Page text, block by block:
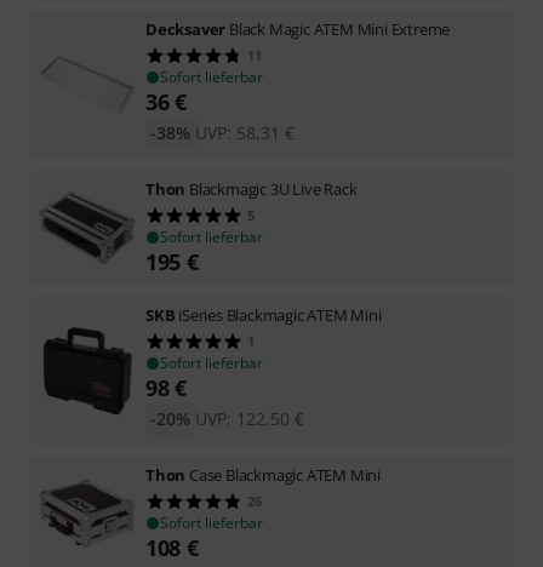
Decksaver Black Magic ATEM Mini Extreme
11
Sofort lieferbar
36€
UVP: 58,31 €
-38%
Thon Blackmagic 3U Live Rack
5
Sofort lieferbar
195 €
SKB iSeries Blackmagic ATEM Mini
1
Sofort lieferbar
98€
UVP: 122,50 €
-20%
Thon Case Blackmagic ATEM Mini
26
Sofort lieferbar
108 €